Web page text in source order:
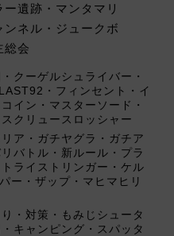
遺跡・マンタマリ
ネル・ジュークボ
総会
クーゲルシュライバー・
・フィンセント・イ
イン・マスターソード・
クリュースロッシャー
ア・ガチヤグラ・ガチア
バトル・新ルール・プラ
ライストリンガー・ケル
ー・ザップ・マヒマヒリ
・対策・もみじシュータ
キャンピング・スパッタ